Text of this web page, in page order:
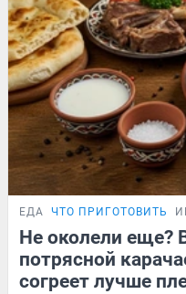
ЕДА ЧТО ПРИГОТОВИТЬ
Не околели еще?
потрясной
согреет лучше